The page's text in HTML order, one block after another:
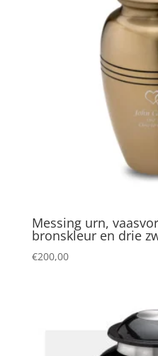
Messing urn,
bronskleur en drie
€200,00